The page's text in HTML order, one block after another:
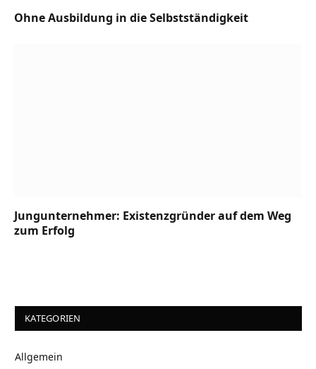
Ohne Ausbildung in die Selbstständigkeit
Jungunternehmer: Existenzgründer auf dem Weg
zum Erfolg
KATEGORIEN
Allgemein